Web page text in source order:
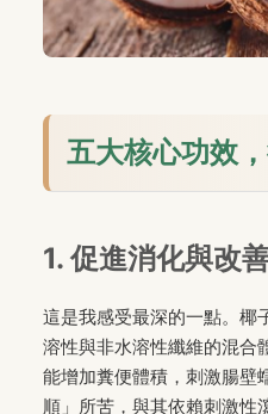
五大核心功效
1. 促進消化與改
這是我感受最深的一點。椰
溶性與非水溶性纖維的混合
能增加糞便體積，刺激腸壁
順」所苦，與其依賴刺激性